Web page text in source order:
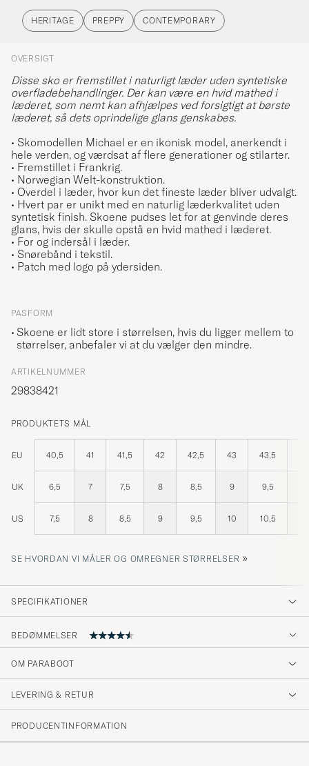
HERITAGE PREPPY CONTEMPORARY
OVERSIGT
Disse sko er fremstillet i naturligt læder uden syntetiske
overfladebehandlinger. Der kan være en hvid mathed i
læderet, som nemt kan afhjælpes ved forsigtigt at børste
læderet, så dets oprindelige glans genskabes.
• Skomodellen Michael er en ikonisk model, anerkendt i
hele verden, og værdsat af flere generationer og stilarter.
• Fremstillet i Frankrig.
• Norwegian Welt-konstruktion.
• Overdel i læder, hvor kun det fineste læder bliver udvalgt.
• Hvert par er unikt med en naturlig læderkvalitet uden
syntetisk finish. Skoene pudses let for at genvinde deres
glans, hvis der skulle opstå en hvid mathed i læderet.
• For og indersål i læder.
• Snørebånd i tekstil.
• Patch med logo på ydersiden.
PASFORM
Skoene er lidt store i størrelsen, hvis du ligger mellem to
størrelser, anbefaler vi at du vælger den mindre.
ARTIKELNUMMER
29838421
PRODUKTETS MÅL
EU 40,5 41 41,5 42 42,5 43 43,5
UK 6,5 7 7,5 8 8,5 9 9,5
US 7,5 8 8,5 9 9,5 10 10,5
SE HVORDAN VI MÅLER OG OMREGNER STØRRELSER »
SPECIFIKATIONER
BEDØMMELSER
4.9
(29)
(0)
OM PARABOOT
LEVERING & RETUR
PRODUCENTINFORMATION